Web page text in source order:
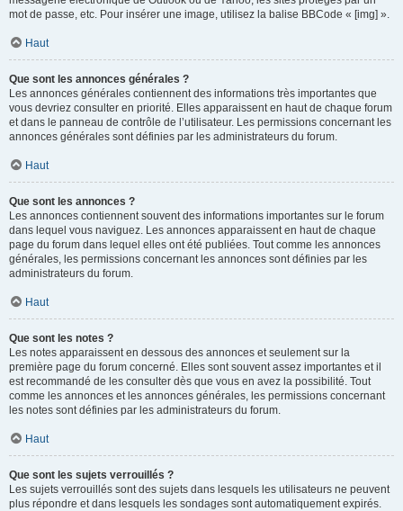
mot de passe, etc. Pour insérer une image, utilisez la balise BBCode « [img] ».
Haut
Que sont les annonces générales ?
Les annonces générales contiennent des informations très importantes que
vous devriez consulter en priorité. Elles apparaissent en haut de chaque forum
et dans le panneau de contrôle de l’utilisateur. Les permissions concernant les
annonces générales sont définies par les administrateurs du forum.
Haut
Que sont les annonces ?
Les annonces contiennent souvent des informations importantes sur le forum
dans lequel vous naviguez. Les annonces apparaissent en haut de chaque
page du forum dans lequel elles ont été publiées. Tout comme les annonces
générales, les permissions concernant les annonces sont définies par les
administrateurs du forum.
Haut
Que sont les notes ?
Les notes apparaissent en dessous des annonces et seulement sur la
première page du forum concerné. Elles sont souvent assez importantes et il
est recommandé de les consulter dès que vous en avez la possibilité. Tout
comme les annonces et les annonces générales, les permissions concernant
les notes sont définies par les administrateurs du forum.
Haut
Que sont les sujets verrouillés ?
Les sujets verrouillés sont des sujets dans lesquels les utilisateurs ne peuvent
plus répondre et dans lesquels les sondages sont automatiquement expirés.